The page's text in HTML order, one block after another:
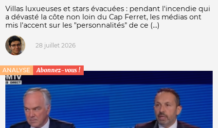
Villas luxueuses et stars évacuées : pendant l'incendie qui
a dévasté la côte non loin du Cap Ferret, les médias ont
mis l'accent sur les "personnalités" de ce (...)
28 juillet 2026
ANALYSE Abonnez-vous !